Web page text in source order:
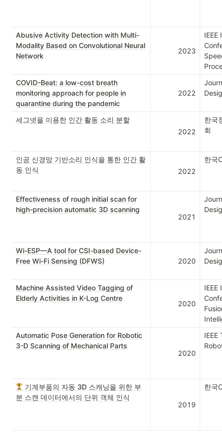
Abusive Activity Detection with Multi-
Modality Based on Convolutional Neural
Network
2023
IEEE
COVID-Beat: a low-cost breath
monitoring approach for people in
quarantine during the pandemic
2022
세그넷을 이용한 인간 활동 소리 분할
2022
한국
회
인공 신경망 기반소리 인식을 통한 인간 활
동 인식
2022
한국
Effectiveness of rough initial scan for
high-precision automatic 3D scanning
2021
Wi-ESP—A tool for CSI-based Device-
Free Wi-Fi Sensing (DFWS)
2020
Machine Assisted Video Tagging of
Elderly Activities in K-Log Centre
2020
IEEE
Automatic Pose Generation for Robotic
3-D Scanning of Mechanical Parts
2020
IEEE
기계부품의 자동 3D 스캐닝을 위한 부
분 스캔 데이터에서의 단위 객체 인식
2019
한국